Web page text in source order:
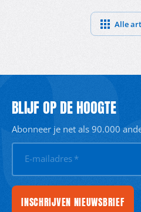
Alle
BLIJF OP DE HOOGTE
Abonneer je net als 90.000
E-mailadres *
INSCHRIJVEN NIEUWSBRIEF